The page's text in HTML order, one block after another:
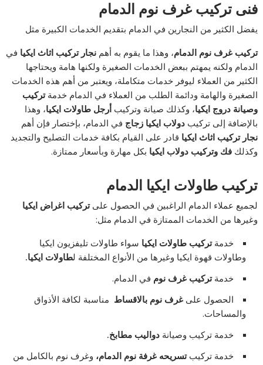
فنى تركيب غرف نوم الدمام
يفضل الكثير من النجارين في الدمام بتقديم الخدمات الكبيرة مثل
تركيب غرف نوم الدمام، وهذا ما يقوم به أهمنجار تركيب اثاث ايكيا في
الدمام ولكنه يمهتم ببعض الخدمات الصغيرة ولكنها هامة ويحتاجها
الكثير من العملاء ليوفر خدمات متكاملة، ويعتبر من أهم هذه الخدمات
الصغيرة والهامة ودائمة الطلب من العملاء في الدمام خدمةتركيب
وصيانة دروج ايكيا، وكذلك صيانة وتركيبأرجل طاولات ايكيا، وهذا
بالإضافة إلى تركيبدولاب ايكيا زجاج في الدمام، بإختصار فإن أهم
نجار تركيب اثاث ايكيا قادر على القيام بكافة خدمات التصليح والتجديد
وكذلكفك وتركيب دولاب ايكيا بكل مهارة وبأسعار ممتازة.
تركيب طاولات ايكيا الدمام
لجميع عملاء الدمام الراغبين في الحصول علىتركيب اغراض ايكيا
وغيرها من الخدمات الممتازة في الدمام مثل:
خدمةتركيب طاولات ايكيا سواء طاولات تليفزيون ايكيا
وطاولات قهوة ايكيا وغيرها من الأنواع المختلفة لطاولات ايكيا.
خدمةتركيب غرف نوم في الدمام.
الحصول علىغرف نوم بالاقساط مناسبة لكافة الأذواق
والمساحات.
خدمة تركيب وصيانةدواليب مطابخ.
خدمة تركيبتسريحه غرفة نوم الدمام، وغرف نوم بالكامل من